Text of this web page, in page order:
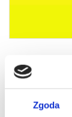
Zgoda
TN-
Warsztaty dla
formie